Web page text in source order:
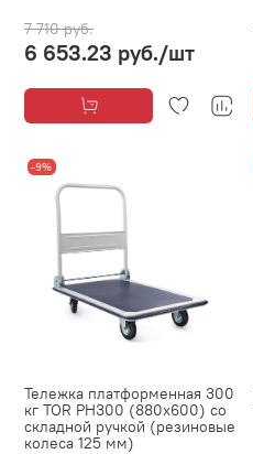
7 710 руб.
6 653.23 руб./шт
-9%
Тележка платформенная 300
кг TOR PH300 (880х600) со
складной ручкой (резиновые
колеса 125 мм)